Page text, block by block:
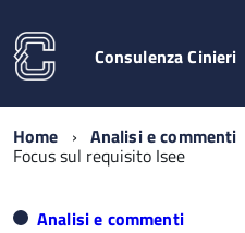
Consulenza Cinieri
Home Analisi e commenti
Focus sul requisito Isee
Analisi e commenti